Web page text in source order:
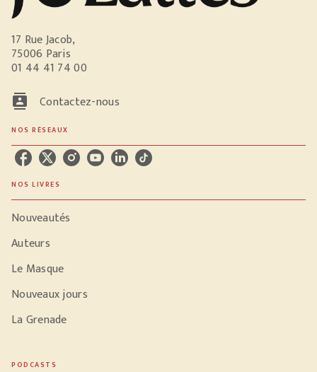
17 Rue Jacob,
75006 Paris
01 44 41 74 00
contacts Contactez-nous
NOS RÉSEAUX
NOS LIVRES
Nouveautés
Auteurs
Le Masque
Nouveaux jours
La Grenade
PODCASTS